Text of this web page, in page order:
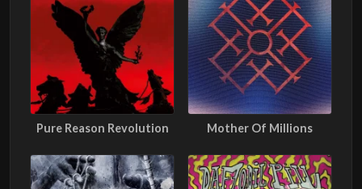
Pure Reason Revolution Mother Of Millions